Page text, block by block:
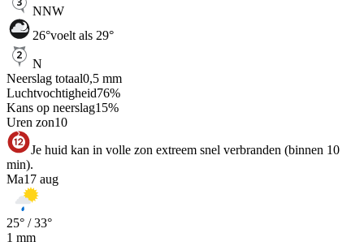
NNW
26°voelt als 29°
N
Neerslag totaal0,5 mm
Luchtvochtigheid76%
Kans op neerslag15%
Uren zon10
Je huid kan in volle zon extreem snel verbranden (binnen 10
min).
Ma17 aug
25° /33°
1 mm